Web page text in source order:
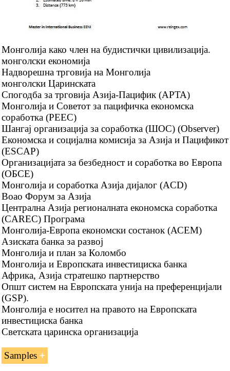
Agreement on Safeguards
World Customs Organization
Convention Harmonization of Frontier Controls of
Goods
BIC (Containers)
Chicago Convention (ICAO)
International Maritime Organization (IMO)
Convention for Safe Containers
International Road Transport Union (IRU)
TIR Convention
Guidelines on Safe Load Securing for Road
Transport
Customs Convention on Containers - not a
member
Organization for Cooperation between Railways
(OSJD)
Монголија како член на будистички цивилизација.
монголски економија
Надворешна трговија на Монголија
монголски Царинската
Спогодба за трговија Азија-Пацифик (APTA)
Монголија и Советот за пацифичка економска
соработка (PEEC)
Шангај организација за соработка (ШОС) (Observer)
Економска и социјална комисија за Азија и Пацификот
(ESCAP)
Организацијата за безбедност и соработка во Европа
(ОБСЕ)
Монголија и соработка Азија дијалог (ACD)
Boao Форум за Азија
Централна Азија регионалната економска соработка
(CAREC) Програма
Монголија-Европа економски состанок (АСЕМ)
Азиската банка за развој
Монголија и план за Коломбо
Монголија и Европската инвестициска банка
Африка, Азија стратешко партнерство
Општ систем на Европската унија на преференцијали
(GSP).
Монголија е носител на правото на Европската
инвестициска банка
Светската царинска организација
Samples